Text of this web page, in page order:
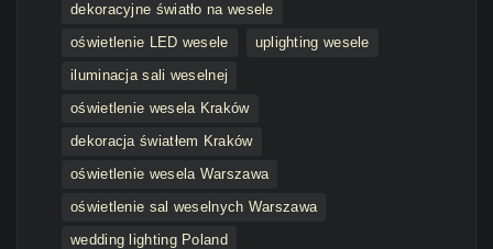
dekoracyjne światło na wesele
oświetlenie LED wesele
uplighting wesele
iluminacja sali weselnej
oświetlenie wesela Kraków
dekoracja światłem Kraków
oświetlenie wesela Warszawa
oświetlenie sal weselnych Warszawa
wedding lighting Poland